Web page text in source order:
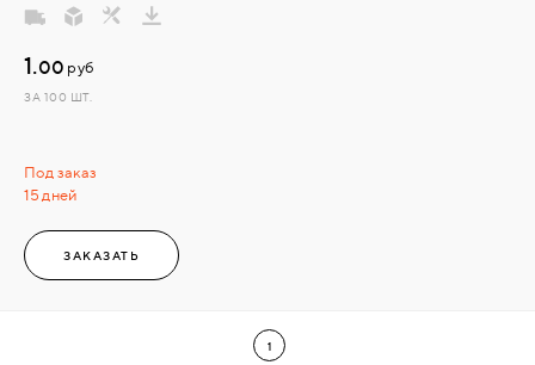
Под заказ
15 дней
1.00 руб
ЗА 100 ШТ.
ЗАКАЗАТЬ
1